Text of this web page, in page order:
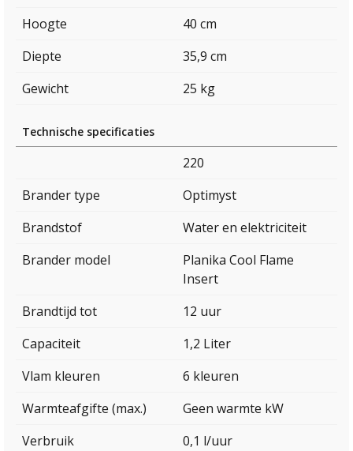
Hoogte
40 cm
Diepte
35,9 cm
Gewicht
25 kg
Technische specificaties
220
Brander type
Optimyst
Brandstof
Water en elektriciteit
Brander model
Planika Cool Flame
Insert
Brandtijd tot
12 uur
Capaciteit
1,2 Liter
Vlam kleuren
6 kleuren
Warmteafgifte (max.)
Geen warmte kW
Verbruik
0,1 l/uur